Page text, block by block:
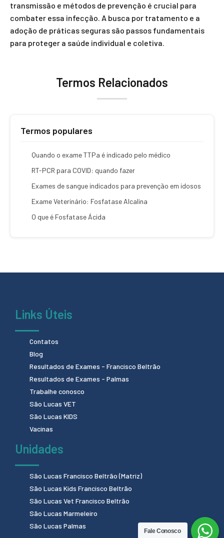
transmissão e métodos de prevenção é crucial para
combater essa infecção. A busca por tratamento e a
adoção de práticas seguras são passos fundamentais
para proteger a saúde individual e coletiva.
Termos Relacionados
Termos populares
Quando o exame TTPa é indicado pelo médico
RT-PCR para COVID: quando fazer
Exames de sangue indicados para prevenção em idosos
Exame Veterinário: Fosfatase Alcalina
O que é Fosfatase Ácida
Links Úteis
Contatos
Blog
Resultados de Exames - Francisco Beltrão
Resultados de Exames - Palmas
Trabalhe conosco
São Lucas VET
São Lucas KIDS
Vacinas
Unidades
São Lucas Francisco Beltrão (Matriz)
São Lucas Kids Francisco Beltrão
São Lucas Vet Francisco Beltrão
São Lucas Marmeleiro
São Lucas Palmas
Fale Conosco